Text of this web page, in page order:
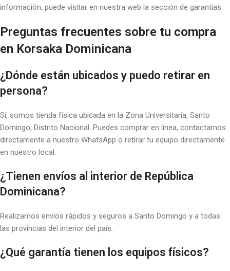
información, puede visitar en nuestra web la sección de garantías.
Preguntas frecuentes sobre tu compra
en Korsaka Dominicana
¿Dónde están ubicados y puedo retirar en
persona?
Sí, somos tienda física ubicada en la Zona Universitaria, Santo
Domingo, Distrito Nacional. Puedes comprar en línea, contactarnos
directamente a nuestro WhatsApp o retirar tu equipo directamente
en nuestro local.
¿Tienen envíos al interior de República
Dominicana?
Realizamos envíos rápidos y seguros a Santo Domingo y a todas
las provincias del interior del país.
¿Qué garantía tienen los equipos físicos?